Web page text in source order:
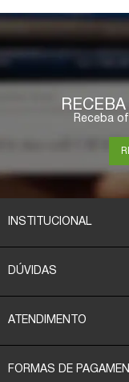
Receba
INSTITUCIONAL
DÚVIDAS
ATENDIMENTO
FORMAS DE